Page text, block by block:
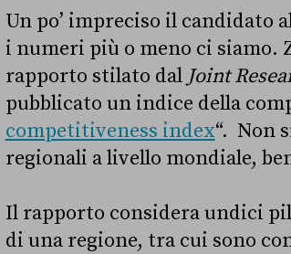
Un po’ impreciso il candidato
i numeri più o meno ci
rapporto stilato dal Joint
pubblicato un indice della
competitiveness index“. Non
regionali a livello mondiale,
Il rapporto considera undici
di una regione, tra cui sono